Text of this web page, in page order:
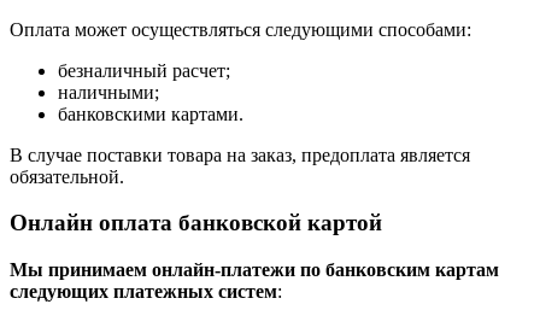
Оплата может осуществляться следующими способами:
безналичный расчет;
наличными;
банковскими картами.
В случае поставки товара на заказ, предоплата является
обязательной.
Онлайн оплата банковской картой
Мы принимаем онлайн-платежи по банковским картам
cледующих платежных систем: